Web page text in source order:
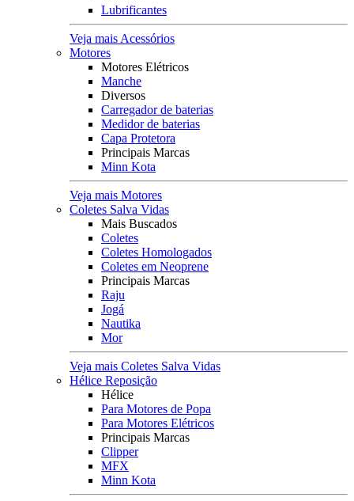
Lubrificantes
Veja mais Acessórios
Motores
Motores Elétricos
Manche
Diversos
Carregador de baterias
Medidor de baterias
Capa Protetora
Principais Marcas
Minn Kota
Veja mais Motores
Coletes Salva Vidas
Mais Buscados
Coletes
Coletes Homologados
Coletes em Neoprene
Principais Marcas
Raju
Jogá
Nautika
Mor
Veja mais Coletes Salva Vidas
Hélice Reposição
Hélice
Para Motores de Popa
Para Motores Elétricos
Principais Marcas
Clipper
MFX
Minn Kota